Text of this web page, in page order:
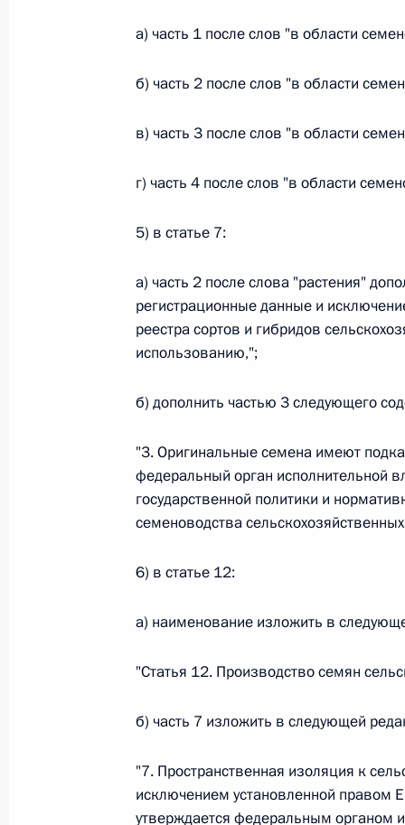
по вопросам внутренних дел и миграции
О внесении изменений в Кодекс
26 июля 2026 года
Федеральный закон от
О внесении изменений в Кодекс
Федеральный закон от
О внесении изменения в статью 6 Закона
26 июля 2026 года
Федеральный закон от
О ратификации Соглашения между
Республики Беларусь о сотрудничестве в
а) часть 1 после слов "в области
б) часть 2 после слов "в области
в) часть 3 после слов "в области
г) часть 4 после слов "в области
5) в статье 7:
а) часть 2 после слова "растения"
регистрационные данные и
реестра сортов и гибридов
использованию,";
б) дополнить частью 3 следующего
"3. Оригинальные семена имеют
федеральный орган исполнительной
государственной политики и
семеноводства
6) в статье 12:
а) наименование изложить в
"Статья 12. Производство семян
б) часть 7 изложить в следующей
"7. Пространственная изоляция к
исключением установленной правом
утверждается федеральным органом